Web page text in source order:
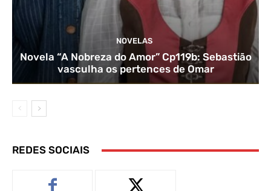
NOVELAS
Novela “A Nobreza do Amor” Cp119b: Sebastião
vasculha os pertences de Omar
REDES SOCIAIS